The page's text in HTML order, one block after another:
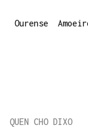
Ourense
QUEN CHO DIXO